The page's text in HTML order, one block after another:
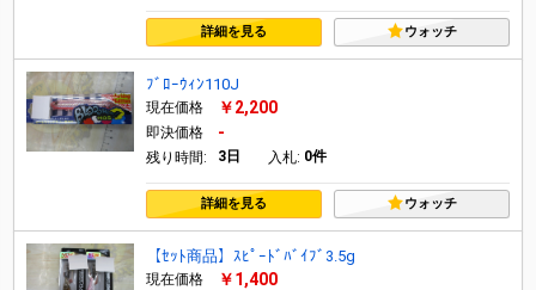
詳細を見る ウォッチ
ﾌﾞﾛｰｳｨﾝ110J
現在価格 ￥2,200
即決価格 -
残り時間: 3日 入札: 0件
詳細を見る ウォッチ
【ｾｯﾄ商品】ｽﾋﾟｰﾄﾞﾊﾞｲﾌﾞ3.5g
現在価格 ￥1,400